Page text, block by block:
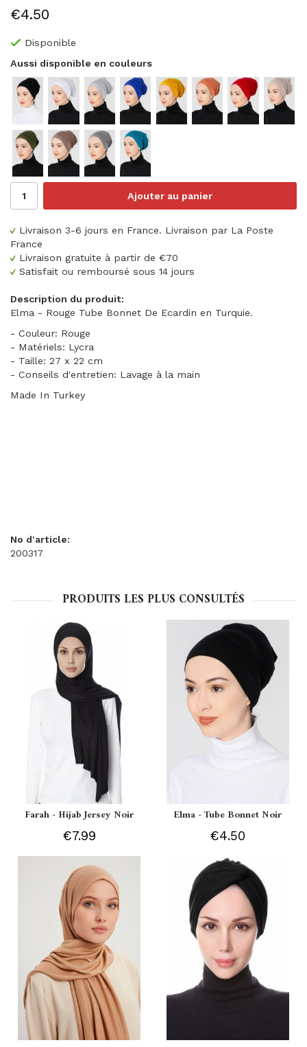
€4.50
Disponible
Aussi disponible en couleurs
Ajouter au panier
Livraison 3-6 jours en France. Livraison par La Poste
France
Livraison gratuite à partir de €70
Satisfait ou remboursé sous 14 jours
Description du produit:
Elma - Rouge Tube Bonnet De Ecardin en Turquie.
- Couleur: Rouge
- Matériels: Lycra
- Taille: 27 x 22 cm
- Conseils d'entretien: Lavage à la main
Made In Turkey
No d'article:
200317
PRODUITS LES PLUS CONSULTÉS
Farah - Hijab Jersey Noir
€7.99
Elma - Tube Bonnet Noir
€4.50